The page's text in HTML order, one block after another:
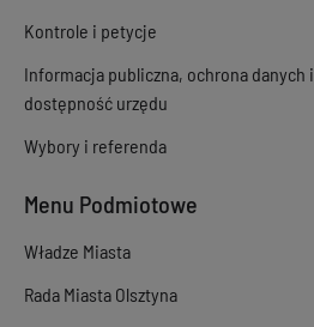
Kontrole i petycje
Informacja publiczna, ochrona danych i
dostępność urzędu
Wybory i referenda
Menu Podmiotowe
Władze Miasta
Rada Miasta Olsztyna